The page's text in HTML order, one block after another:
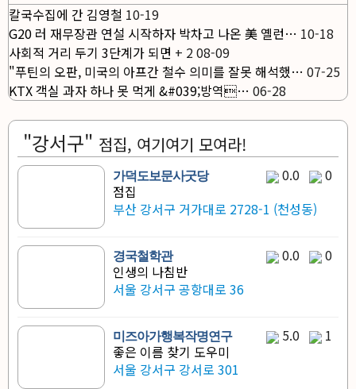
칼국수집에 간 김영철 10-19
G20 러 재무장관 연설 시작하자 박차고 나온 美 옐런… 10-18
사회적 거리 두기 3단계가 되면 + 208-09
"푸틴의 오판, 미국의 아프간 철수 의미를 잘못 해석했… 07-25
KTX 객실 과자 하나 못 먹게 &#039;방역… 06-28
"강서구" 점집, 여기여기 모여라!
가덕도보문사굿당 0.0
0
점집
부산 강서구 거가대로 2728-1 (천성동)
경국철학관 0.0
0
인생의 나침반
서울 강서구 공항대로 36
미즈아가행복작명연구 5.0
1
좋은 이름 찾기 도우미
서울 강서구 강서로 301